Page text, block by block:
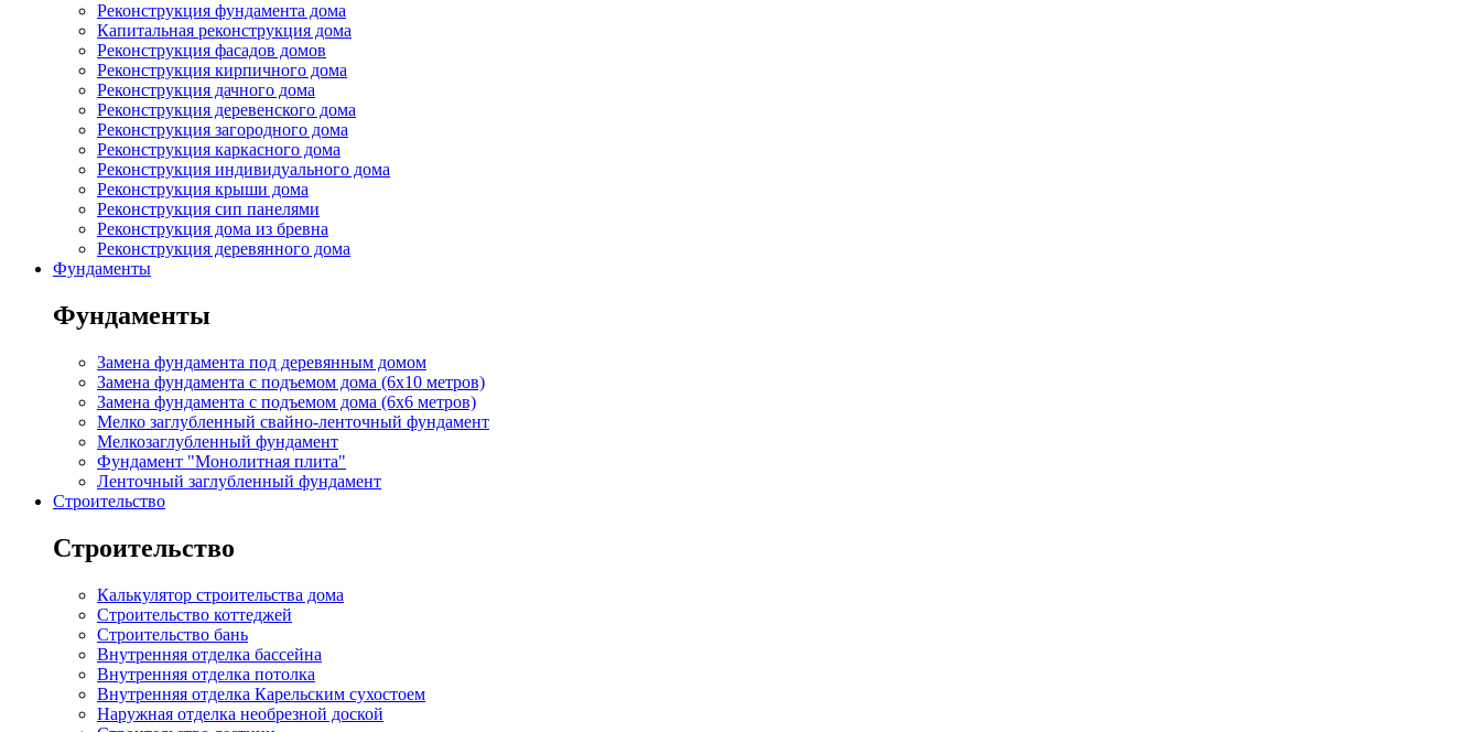
Реконструкция фундамента дома
Капитальная реконструкция дома
Реконструкция фасадов домов
Реконструкция кирпичного дома
Реконструкция дачного дома
Реконструкция деревенского дома
Реконструкция загородного дома
Реконструкция каркасного дома
Реконструкция индивидуального дома
Реконструкция крыши дома
Реконструкция сип панелями
Реконструкция дома из бревна
Реконструкция деревянного дома
Фундаменты
Фундаменты
Замена фундамента под деревянным домом
Замена фундамента с подъемом дома (6x10 метров)
Замена фундамента с подъемом дома (6x6 метров)
Мелко заглубленный свайно-ленточный фундамент
Мелкозаглубленный фундамент
Фундамент "Монолитная плита"
Ленточный заглубленный фундамент
Строительство
Строительство
Калькулятор строительства дома
Строительство коттеджей
Строительство бань
Внутренняя отделка бассейна
Внутренняя отделка потолка
Внутренняя отделка Карельским сухостоем
Наружная отделка необрезной доской